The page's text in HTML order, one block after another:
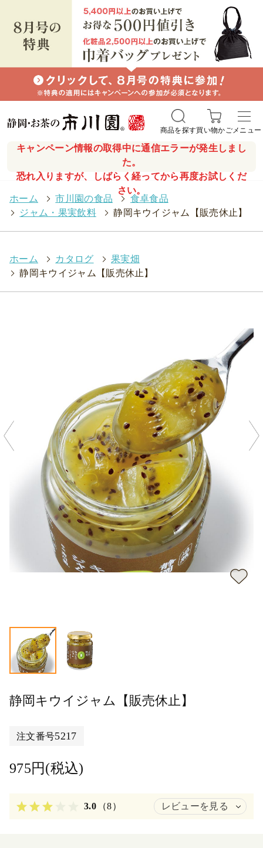
キャンペーン情報の取得中に通信エラーが発生しまし
た。
恐れ入りますが、しばらく経ってから再度お試しくだ
さい。
商品を探す買い物かごメニュー
ホーム > 市川園の食品 > 食卓食品
>
ジャム・果実飲料 > 静岡キウイジャム【販売休止】
ホーム > カタログ > 果実畑
> 静岡キウイジャム【販売休止】
静岡キウイジャム【販売休止】
注文番号5217
975円(税込)
3.0 （8） レビューを見る